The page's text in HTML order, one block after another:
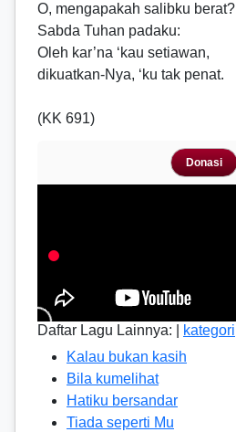
O, mengapakah salibku berat?
Sabda Tuhan padaku:
Oleh kar’na ‘kau setiawan,
dikuatkan-Nya, ‘ku tak penat.
(KK 691)
Donasi
Daftar Lagu Lainnya: | kategori
Kalau bukan kasih
Bila kumelihat
Hatiku bersandar
Tiada seperti Mu